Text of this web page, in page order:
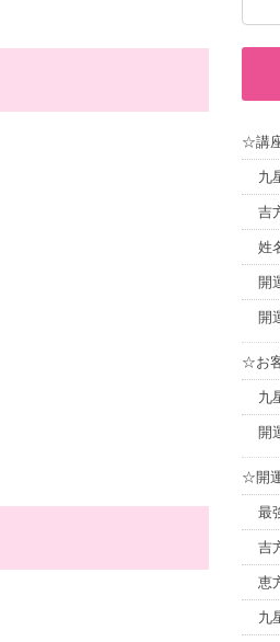
☆講
九
吉
姓
開
開
☆お
九
開
☆開
最
吉
恵
九